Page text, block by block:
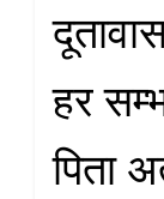
हर
पिता